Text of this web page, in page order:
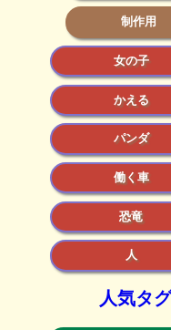
制作用
女の子
かえる
パンダ
働く車
恐竜
人
人気タ